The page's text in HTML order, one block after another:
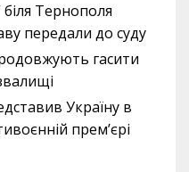
біля Тернополя
передали до суду
гасити
Україну в
прем’єрі